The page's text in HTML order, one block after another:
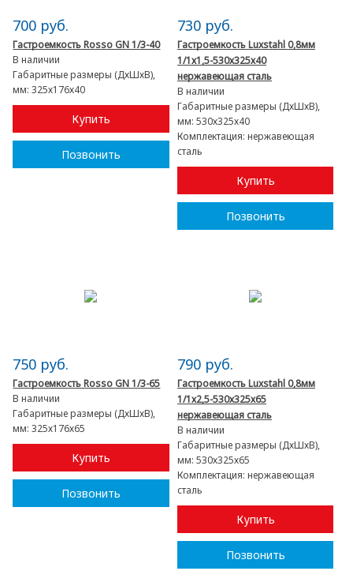
700 руб.
Гастроемкость Rosso GN 1/3-40
В наличии
Габаритные размеры (ДхШхВ),
мм:325х176х40
Купить
Позвонить
730 руб.
Гастроемкость Luxstahl 0,8мм
1/1х1,5-530х325х40
нержавеющая сталь
В наличии
Габаритные размеры (ДхШхВ),
мм: 530х325х40
Комплектация: нержавеющая
сталь
Купить
Позвонить
750 руб.
Гастроемкость Rosso GN 1/3-65
В наличии
Габаритные размеры (ДхШхВ),
мм:325х176х65
Купить
Позвонить
790 руб.
Гастроемкость Luxstahl 0,8мм
1/1х2,5-530х325х65
нержавеющая сталь
В наличии
Габаритные размеры (ДхШхВ),
мм: 530х325х65
Комплектация: нержавеющая
сталь
Купить
Позвонить